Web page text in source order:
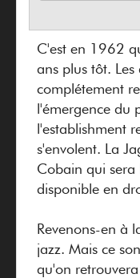
C'est en 1962
ans plus tôt.
complétement
l'émergence du
l'establishment
s'envolent. La
Cobain qui
disponible en
Revenons-en à
jazz. Mais ce
qu'on